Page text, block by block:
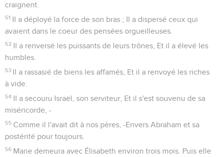
craignent.
51 Il a déployé la force de son bras ; Il a dispersé ceux qui
avaient dans le coeur des pensées orgueilleuses.
52 Il a renversé les puissants de leurs trônes, Et il a élevé les
humbles.
53 Il a rassasié de biens les affamés, Et il a renvoyé les riches
à vide.
54 Il a secouru Israël, son serviteur, Et il s'est souvenu de sa
miséricorde, -
55 Comme il l'avait dit à nos pères, -Envers Abraham et sa
postérité pour toujours.
56 Marie demeura avec Élisabeth environ trois mois. Puis elle